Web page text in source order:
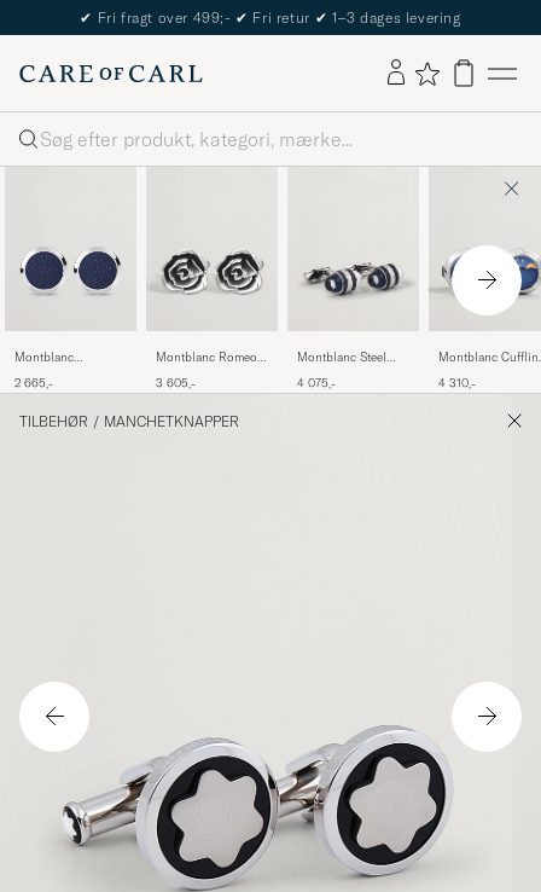
✔ Fri fragt over 499;- ✔ Fri retur ✔ 1–3 dages levering
Søg
Montblanc
Cufflinks Blue
2 665,-
Montblanc Romeo
Silver
3 605,-
Montblanc Steel
Cufflinks
4 075,-
Montblanc
Movement
4 310,-
TILBEHØR / MANCHETKNAPPER